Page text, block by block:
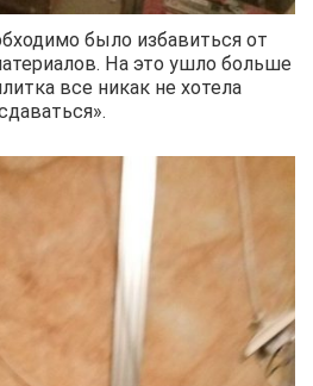
было избавиться от
На это ушло больше
все никак не хотела